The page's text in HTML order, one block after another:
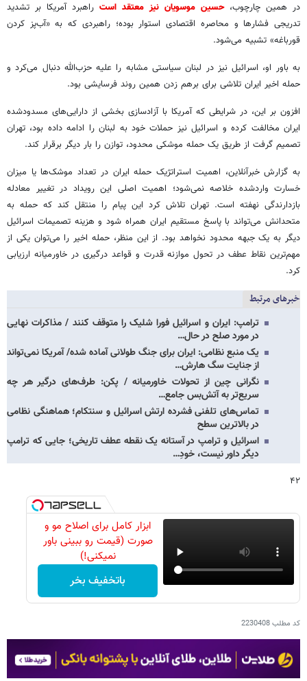
در همین چارچوب،حسین موسویان نیز معتقد است راهبرد آمریکا بر تشدید
تدریجی فشارها و محاصره اقتصادی استوار بوده؛ راهبردی که به «آب‌پز کردن
قورباغه» تشبیه می‌شود.
به باور او، اسرائیل نیز در لبنان سیاستی مشابه را علیه حزب‌الله دنبال می‌کرد و
حمله اخیر ایران تلاشی برای برهم زدن همین روند فرسایشی بود.
افزون بر این، در شرایطی که آمریکا با آزادسازی بخشی از دارایی‌های مسدودشده
ایران مخالفت کرده و اسرائیل نیز حملات خود به لبنان را ادامه داده بود، تهران
تصمیم گرفت از طریق یک حمله موشکی محدود، توازن را بار دیگر برقرار کند.
به گزارش خبرآنلاین، اهمیت استراتژیک حمله ایران در تعداد موشک‌ها یا میزان
خسارت واردشده خلاصه نمی‌شود؛ اهمیت اصلی این رویداد در تغییر معادله
بازدارندگی نهفته است. تهران تلاش کرد این پیام را منتقل کند که حمله به
متحدانش می‌تواند با پاسخ مستقیم ایران همراه شود و هزینه تصمیمات اسرائیل
دیگر به یک جبهه محدود نخواهد بود. از این منظر، حمله اخیر را می‌توان یکی از
مهم‌ترین نقاط عطف در تحول موازنه قدرت و قواعد درگیری در خاورمیانه ارزیابی
کرد.
خبرهای مرتبط
ترامپ: ایران و اسرائیل فورا شلیک را متوقف کنند / مذاکرات نهایی
در مورد صلح در حال…
یک منبع نظامی: ایران برای جنگ طولانی آماده شده/ آمریکا نمی‌تواند
از جنایت سگ هارش…
نگرانی چین از تحولات خاورمیانه / پکن: طرف‌های درگیر هر چه
سریع‌تر به آتش‌بس جامع…
تماس‌های تلفنی فشرده ارتش اسرائیل و سنتکام؛ هماهنگی نظامی
در بالاترین سطح
اسرائیل و ترامپ در آستانه یک نقطه عطف تاریخی؛ جایی که ترامپ
دیگر داور نیست، خودِ…
۴۲
ابزار کامل برای اصلاح مو و
صورت (قیمت رو ببینی باور
نمیکنی!)
باتخفیف بخر
کد مطلب2230408